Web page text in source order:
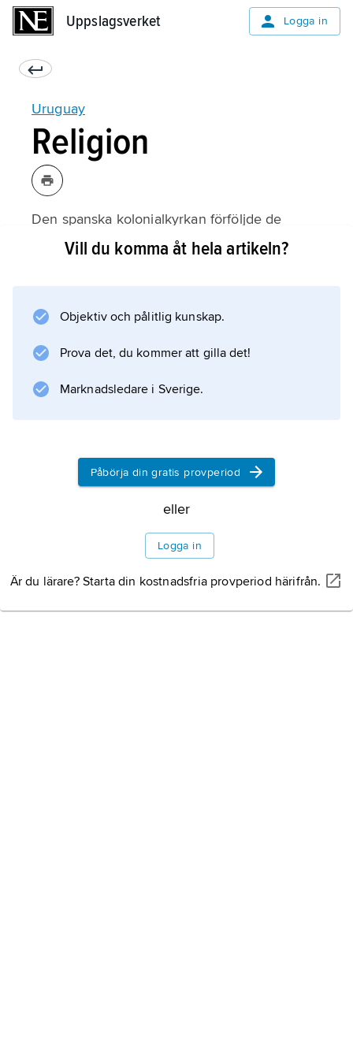
Uppslagsverket Logga in
Uruguay
Religion
Den spanska kolonialkyrkan förföljde de
religioner som utövades av
också många katolska invandrare från Italien
och Spanien. Mormoner, Jehovas vittnen och
maktfaktorer. Cirka 45 procent av
Information om artikeln
Vill du komma åt hela artikeln?
Objektiv och pålitlig kunskap.
Prova det, du kommer att gilla det!
Marknadsledare i Sverige.
Påbörja din gratis provperiod
eller
Logga in
Är du lärare? Starta din kostnadsfria provperiod härifrån.